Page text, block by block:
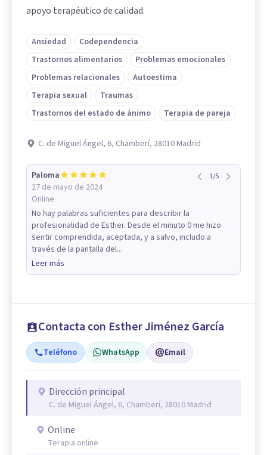
apoyo terapéutico de calidad.
Ansiedad
Codependencia
Trastornos alimentarios
Problemas emocionales
Problemas relacionales
Autoestima
Terapia sexual
Traumas
Trastornos del estado de ánimo
Terapia de pareja
C. de Miguel Ángel, 6, Chamberí, 28010 Madrid
Paloma
27 de mayo de 2024
Online
1/5
No hay palabras suficientes para describir la
profesionalidad de Esther. Desde el minuto 0 me hizo
sentir comprendida, aceptada, y a salvo, includo a
través de la pantalla del...
Leer más
Contacta con Esther Jiménez García
Teléfono WhatsApp Email
Dirección principal
C. de Miguel Ángel, 6, Chamberí, 28010 Madrid
Online
Terapia online